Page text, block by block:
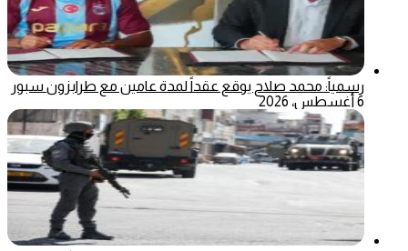
رسمياً: محمد صلاح يوقع عقداً لمدة عامين مع طرابزون سبور
6 أغسطس، 2026